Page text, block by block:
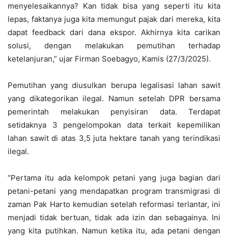
menyelesaikannya? Kan tidak bisa yang seperti itu kita
lepas, faktanya juga kita memungut pajak dari mereka, kita
dapat feedback dari dana ekspor. Akhirnya kita carikan
solusi, dengan melakukan pemutihan terhadap
ketelanjuran,” ujar Firman Soebagyo, Kamis (27/3/2025).
Pemutihan yang diusulkan berupa legalisasi lahan sawit
yang dikategorikan ilegal. Namun setelah DPR bersama
pemerintah melakukan penyisiran data. Terdapat
setidaknya 3 pengelompokan data terkait kepemilikan
lahan sawit di atas 3,5 juta hektare tanah yang terindikasi
ilegal.
“Pertama itu ada kelompok petani yang juga bagian dari
petani-petani yang mendapatkan program transmigrasi di
zaman Pak Harto kemudian setelah reformasi terlantar, ini
menjadi tidak bertuan, tidak ada izin dan sebagainya. Ini
yang kita putihkan. Namun ketika itu, ada petani dengan